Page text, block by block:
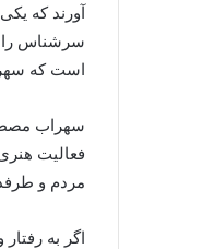
آورند که
سرشناس را
است که
فعالیت
مردم و
اگر به